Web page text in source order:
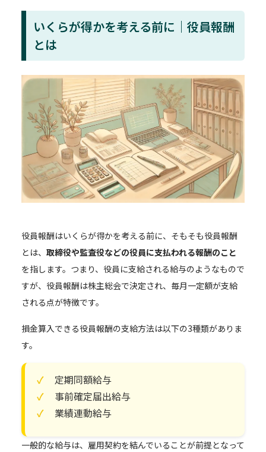
いくらが得かを考える前に｜役員報酬
とは
役員報酬はいくらが得かを考える前に、そもそも役員報酬
とは、 取締役や監査役などの役員に支払われる報酬のこと
を指します。つまり、役員に支給される給与のようなもので
すが、役員報酬は株主総会で決定され、毎月一定額が支給
される点が特徴です。
損金算入できる役員報酬の支給方法は以下の3種類がありま
す。
定期同額給与
事前確定届出給与
業績連動給与
一般的な給与は、雇用契約を結んでいることが前提となって